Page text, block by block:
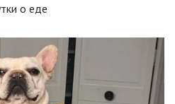
о еде